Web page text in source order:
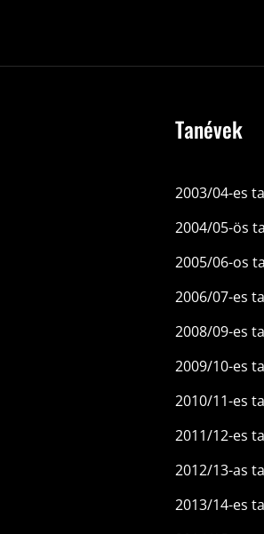
Tanévek
2003/04-es
2004/05-ös
2005/06-os
2006/07-es
2008/09-es
2009/10-es
2010/11-es
2011/12-es
2012/13-as
2013/14-es